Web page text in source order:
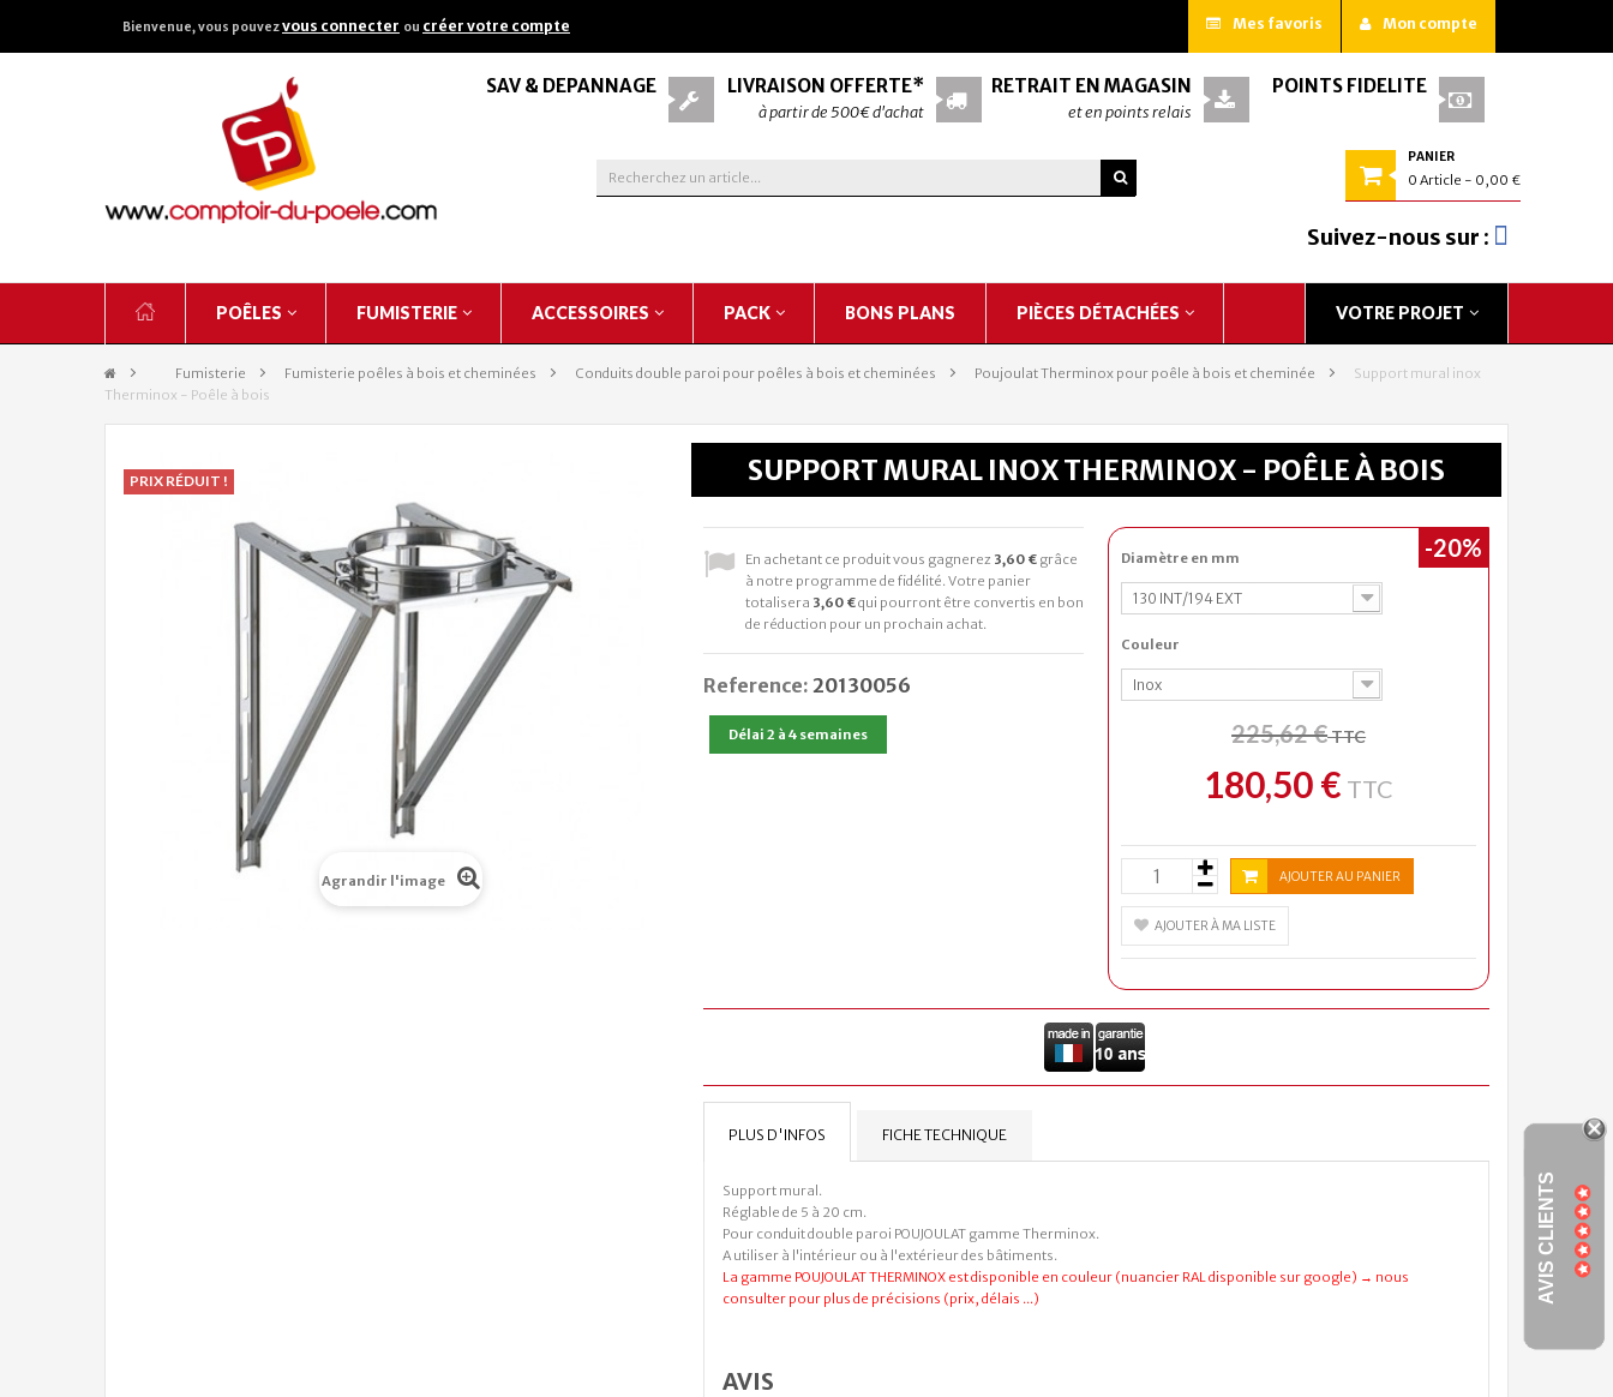
Bienvenue, vous pouvezvous connecter ou créer votre compte Mes favoris Mon compte
SAV & DÉPANNAGE LIVRAISON OFFERTE*
à partir de 500€ d'achat
RETRAIT EN MAGASIN
et en points relais
POINTS FIDÉLITÉ
PANIER
0 Article - 0,00 €
Suivez-nous sur :
POÊLES FUMISTERIE ACCESSOIRES PACK BONS PLANS PIÈCES DÉTACHÉES VOTRE PROJET
&gt; Fumisterie > Fumisterie poêles à bois et cheminées > Conduits double paroi pour poêles à bois et cheminées > Poujoulat Therminox pour poêle à bois et cheminée >
Support mural inox
Therminox - Poêle à bois
PRIX RÉDUIT !
Agrandir l'image
SUPPORT MURAL INOX THERMINOX - POÊLE À BOIS
En achetant ce produit vous gagnerez 3,60 €grâce
à notre programme de fidélité. Votre panier
totalisera 3,60 €qui pourront être convertis en bon
de réduction pour un prochain achat.
Reference: 20130056
Délai 2 à 4 semaines
Diamètre en mm
130 INT/194 EXT
Couleur
Inox
225,62 €TTC
-20%
180,50 € TTC
AJOUTER AU PANIER
AJOUTER À MA LISTE
PLUS D'INFOS FICHE TECHNIQUE
Support mural.
Réglable de 5 à 20 cm.
Pour conduit double paroi POUJOULAT gamme Therminox.
A utiliser à l'intérieur ou à l'extérieur des bâtiments.
La gamme POUJOULAT THERMINOX est disponible en couleur (nuancier RAL disponible sur google) → nous
consulter pour plus de précisions (prix, délais ...)
AVIS
AVIS CLIENTS